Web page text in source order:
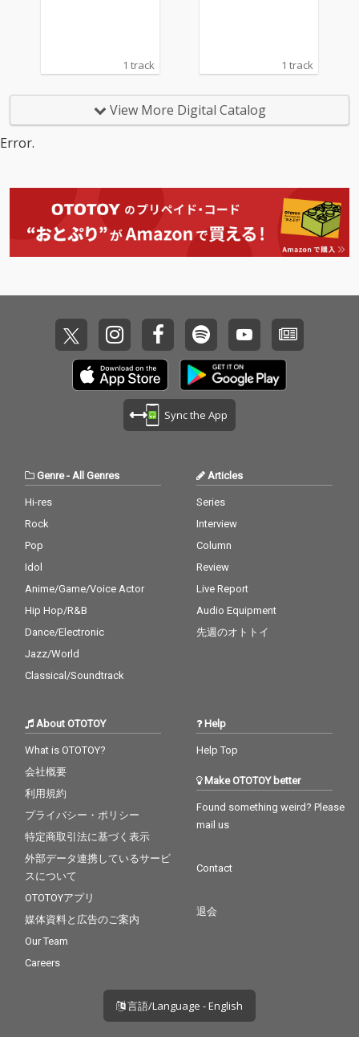
1 track 1 track
View More Digital Catalog
Error.
Sync the App
Genre-All Genres
Hi-res
Rock
Pop
Idol
Anime/Game/Voice Actor
Hip Hop/R&B
Dance/Electronic
Jazz/World
Classical/Soundtrack
Articles
Series
Interview
Column
Review
Live Report
Audio Equipment
先週のオトトイ
About OTOTOY
What is OTOTOY?
会社概要
利用規約
プライバシー・ポリシー
特定商取引法に基づく表示
外部データ連携しているサービ
スについて
OTOTOYアプリ
媒体資料と広告のご案内
Our Team
Careers
Help
Help Top
Make OTOTOY better
Found something weird? Please
mail us
Contact
退会
言語/Language - English